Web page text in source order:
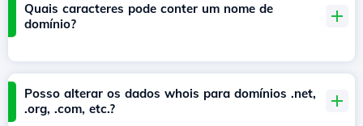
Quais caracteres pode conter um nome de
domínio?
Posso alterar os dados whois para domínios .net,
.org, .com, etc.?